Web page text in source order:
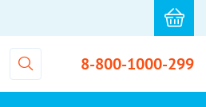
8-800-1000-299